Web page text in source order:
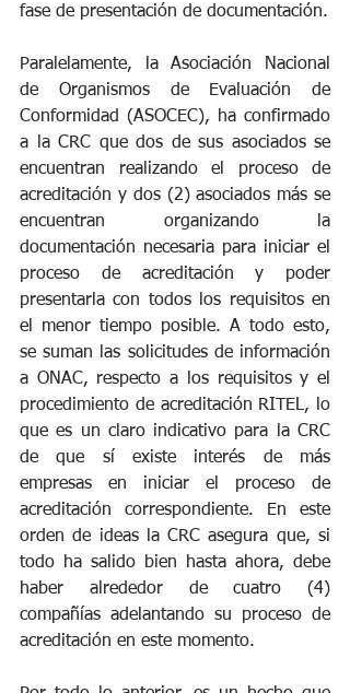
fase de presentación de documentación.
Paralelamente, la Asociación Nacional
de Organismos de Evaluación de
Conformidad (ASOCEC), ha confirmado
a la CRC que dos de sus asociados se
encuentran realizando el proceso de
acreditación y dos (2) asociados más se
encuentran organizando la
documentación necesaria para iniciar el
proceso de acreditación y poder
presentarla con todos los requisitos en
el menor tiempo posible. A todo esto,
se suman las solicitudes de información
a ONAC, respecto a los requisitos y el
procedimiento de acreditación RITEL, lo
que es un claro indicativo para la CRC
de que sí existe interés de más
empresas en iniciar el proceso de
acreditación correspondiente. En este
orden de ideas la CRC asegura que, si
todo ha salido bien hasta ahora, debe
haber alrededor de cuatro (4)
compañías adelantando su proceso de
acreditación en este momento.